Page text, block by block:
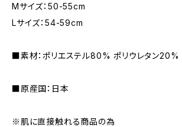
Mサイズ：50-55cm
Lサイズ：54-59cm
■素材：ポリエステル80% ポリウレタン20%
■原産国：日本
※肌に直接触れる商品の為